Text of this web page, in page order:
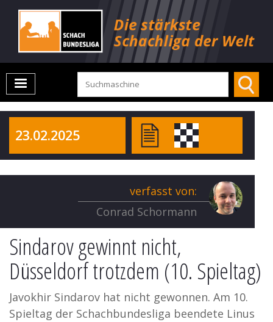
23.02.2025
verfasst von:
Conrad Schormann
Sindarov gewinnt nicht,
Düsseldorf trotzdem (10. Spieltag)
Javokhir Sindarov hat nicht gewonnen. Am 10.
Spieltag der Schachbundesliga beendete Linus